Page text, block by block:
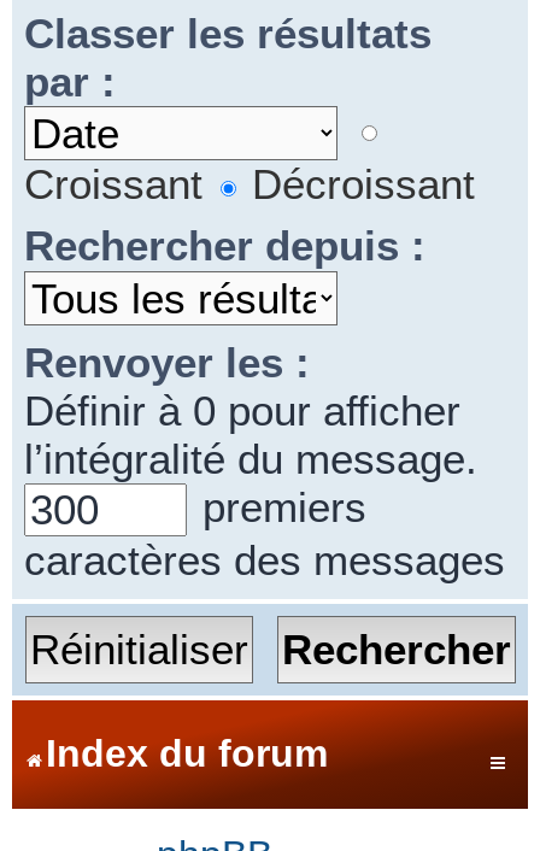
Classer les résultats
par :
Croissant
Décroissant
Rechercher depuis :
Renvoyer les :
Définir à 0 pour afficher
l’intégralité du message.
premiers
caractères des messages
Index du forum